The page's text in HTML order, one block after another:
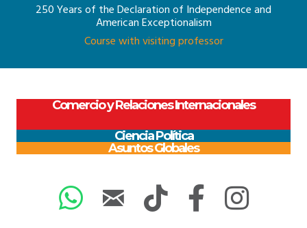
250 Years of the Declaration of Independence and
American Exceptionalism
Course with visiting professor
Comercio y Relaciones Internacionales
Ciencia Política
Asuntos Globales